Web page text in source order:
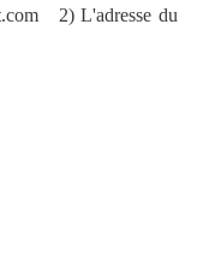
2) L'adresse du